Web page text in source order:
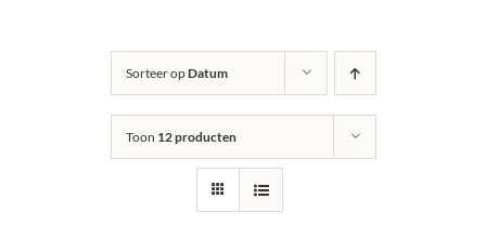
Sorteer opDatum
Toon 12 producten